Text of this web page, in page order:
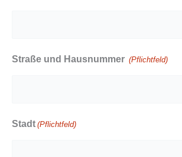
Straße und Hausnummer (Pflichtfeld)
Stadt (Pflichtfeld)